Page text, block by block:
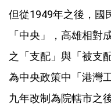
但從1949年之後，國
「中央」，高雄相對
之「支配」與「被支
為中央政策中「港灣
九年改制為院轄市之